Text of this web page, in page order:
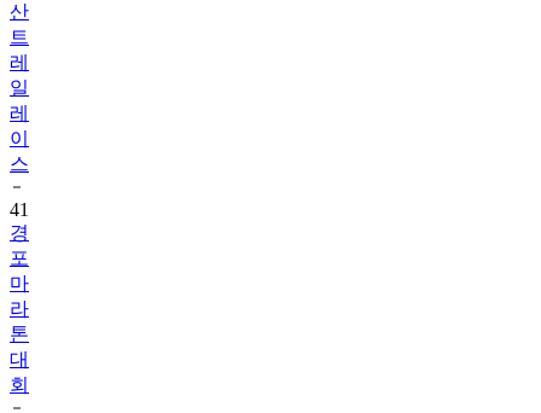
산
트
레
일
레
이
스
41
경
포
마
라
톤
대
회